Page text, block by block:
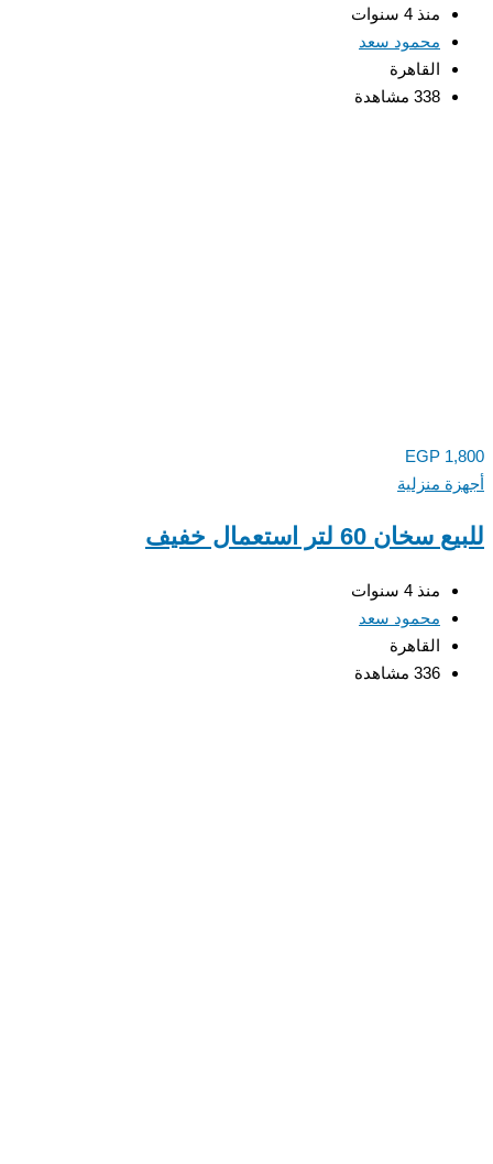
منذ 4 سنوات
محمود سعد
القاهرة
338 مشاهدة
EGP 1,800
أجهزة منزلية
للبيع سخان 60 لتر استعمال خفيف
منذ 4 سنوات
محمود سعد
القاهرة
336 مشاهدة